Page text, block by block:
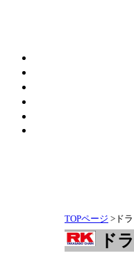
TOPページ >ド
ド